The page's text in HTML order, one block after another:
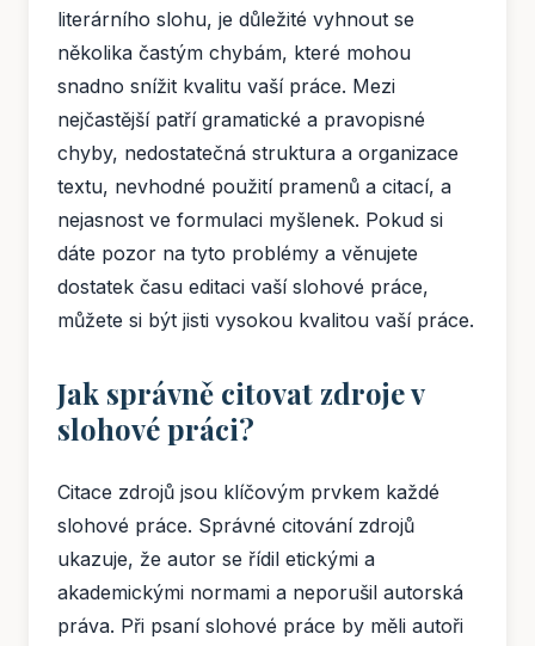
literárního slohu, je důležité vyhnout se
několika častým chybám, které mohou
snadno snížit kvalitu vaší práce. Mezi
nejčastější patří gramatické a pravopisné
chyby, nedostatečná struktura a organizace
textu, nevhodné použití pramenů a citací, a
nejasnost ve formulaci myšlenek. Pokud si
dáte pozor na tyto problémy a věnujete
dostatek času editaci vaší slohové práce,
můžete si být jisti vysokou kvalitou vaší práce.
Jak správně citovat zdroje v
slohové práci?
Citace zdrojů jsou klíčovým prvkem každé
slohové práce. Správné citování zdrojů
ukazuje, že autor se řídil etickými a
akademickými normami a neporušil autorská
práva. Při psaní slohové práce by měli autoři